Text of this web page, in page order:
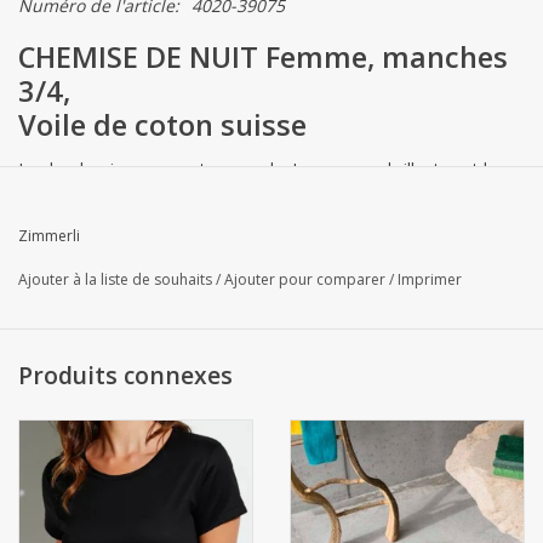
Numéro de l'article: 4020-39075
CHEMISE DE NUIT Femme, manches
3/4,
Voile de coton suisse
Looks classiques en coton souple. Les rayures brillantes et la
uniques. Cette chemise de nuit est boutonnée et n'a pas de
Zimmerli
Ajouter à la liste de souhaits/Ajouter pour comparer/ Imprimer
Produits connexes